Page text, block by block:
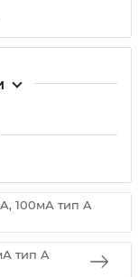
100мА тип A
тип A